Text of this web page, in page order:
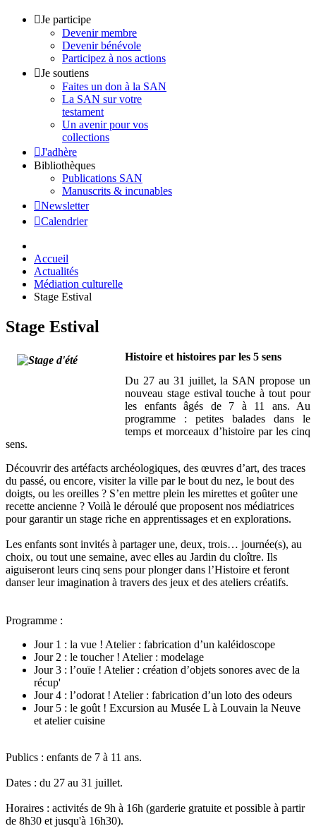
Je participe
Devenir membre
Devenir bénévole
Participez à nos actions
Je soutiens
Faites un don à la SAN
La SAN sur votre
testament
Un avenir pour vos
collections
J'adhère
Bibliothèques
Publications SAN
Manuscrits & incunables
Newsletter
Calendrier
Accueil
Actualités
Médiation culturelle
Stage Estival
Stage Estival
Histoire et histoires par les 5 sens
Du 27 au 31 juillet, la SAN propose un
nouveau stage estival touche à tout pour
les enfants âgés de 7 à 11 ans. Au
programme : petites balades dans le
temps et morceaux d’histoire par les cinq
sens.
Découvrir des artéfacts archéologiques, des œuvres d’art, des traces
du passé, ou encore, visiter la ville par le bout du nez, le bout des
doigts, ou les oreilles ? S’en mettre plein les mirettes et goûter une
recette ancienne ? Voilà le déroulé que proposent nos médiatrices
pour garantir un stage riche en apprentissages et en explorations.
Les enfants sont invités à partager une, deux, trois… journée(s), au
choix, ou tout une semaine, avec elles au Jardin du cloître. Ils
aiguiseront leurs cinq sens pour plonger dans l’Histoire et feront
danser leur imagination à travers des jeux et des ateliers créatifs.
Programme :
Jour 1 : la vue ! Atelier : fabrication d’un kaléidoscope
Jour 2 : le toucher ! Atelier : modelage
Jour 3 : l’ouïe ! Atelier : création d’objets sonores avec de la
récup'
Jour 4 : l’odorat ! Atelier : fabrication d’un loto des odeurs
Jour 5 : le goût ! Excursion au Musée L à Louvain la Neuve
et atelier cuisine
Publics : enfants de 7 à 11 ans.
Dates : du 27 au 31 juillet.
Horaires : activités de 9h à 16h (garderie gratuite et possible à partir
de 8h30 et jusqu'à 16h30).